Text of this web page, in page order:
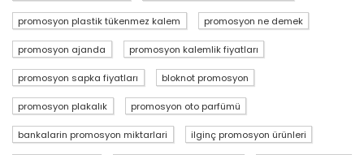
promosyon plastik tükenmez kalem promosyon ne demek
promosyon ajanda promosyon kalemlik fiyatları
promosyon sapka fiyatları bloknot promosyon
promosyon plakalık promosyon oto parfümü
bankalarin promosyon miktarlari ilginç promosyon ürünleri